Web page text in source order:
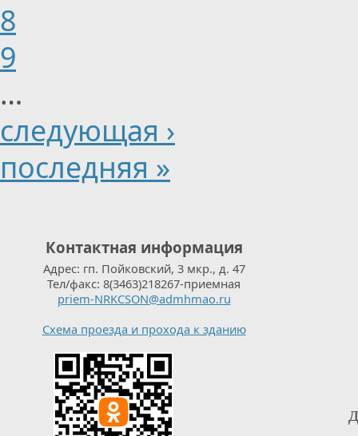
8
9
…
следующая ›
последняя »
Контактная информация
Адрес: гп. Пойковский, 3 мкр., д. 47
Тел/факс: 8(3463)218267-приемная
priem-NRKCSON@admhmao.ru
Схема проезда и прохода к зданию